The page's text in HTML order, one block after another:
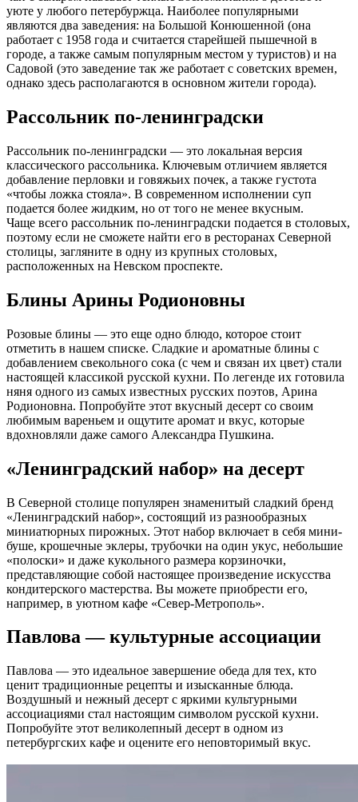
уюте у любого петербуржца. Наиболее популярными
являются два заведения: на Большой Конюшенной (она
работает с 1958 года и считается старейшей пышечной в
городе, а также самым популярным местом у туристов) и на
Садовой (это заведение так же работает с советских времен,
однако здесь располагаются в основном жители города).
Рассольник по-ленинградски
Рассольник по-ленинградски — это локальная версия
классического рассольника. Ключевым отличием является
добавление перловки и говяжьих почек, а также густота
«чтобы ложка стояла». В современном исполнении суп
подается более жидким, но от того не менее вкусным.
Чаще всего рассольник по-ленинградски подается в столовых,
поэтому если не сможете найти его в ресторанах Северной
столицы, загляните в одну из крупных столовых,
расположенных на Невском проспекте.
Блины Арины Родионовны
Розовые блины — это еще одно блюдо, которое стоит
отметить в нашем списке. Сладкие и ароматные блины с
добавлением свекольного сока (с чем и связан их цвет) стали
настоящей классикой русской кухни. По легенде их готовила
няня одного из самых известных русских поэтов, Арина
Родионовна. Попробуйте этот вкусный десерт со своим
любимым вареньем и ощутите аромат и вкус, которые
вдохновляли даже самого Александра Пушкина.
«Ленинградский набор» на десерт
В Северной столице популярен знаменитый сладкий бренд
«Ленинградский набор», состоящий из разнообразных
миниатюрных пирожных. Этот набор включает в себя мини-
буше, крошечные эклеры, трубочки на один укус, небольшие
«полоски» и даже кукольного размера корзиночки,
представляющие собой настоящее произведение искусства
кондитерского мастерства. Вы можете приобрести его,
например, в уютном кафе «Север-Метрополь».
Павлова — культурные ассоциации
Павлова — это идеальное завершение обеда для тех, кто
ценит традиционные рецепты и изысканные блюда.
Воздушный и нежный десерт с яркими культурными
ассоциациями стал настоящим символом русской кухни.
Попробуйте этот великолепный десерт в одном из
петербургских кафе и оцените его неповторимый вкус.